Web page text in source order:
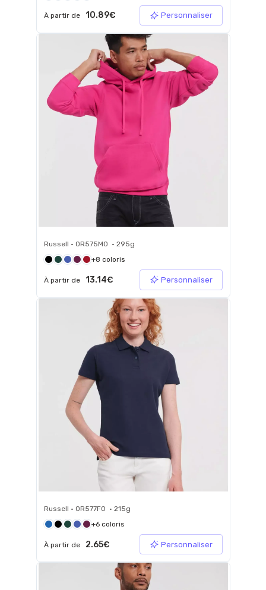
À partir de 10.89€ Personnaliser
Russell • 0R575M0 • 295g
+8 coloris
À partir de 13.14€ Personnaliser
Russell • 0R577F0 • 215g
+6 coloris
À partir de 2.65€ Personnaliser